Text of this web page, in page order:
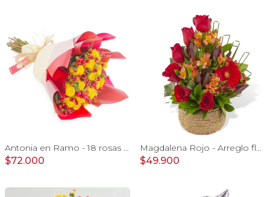
Antonia en Ramo - 18 rosas ecuatorianas amarillo e hypericum
$72.000
Magdalena Rojo - Arreglo floral con rosas, gerbera y astromelias rojas
$49.900